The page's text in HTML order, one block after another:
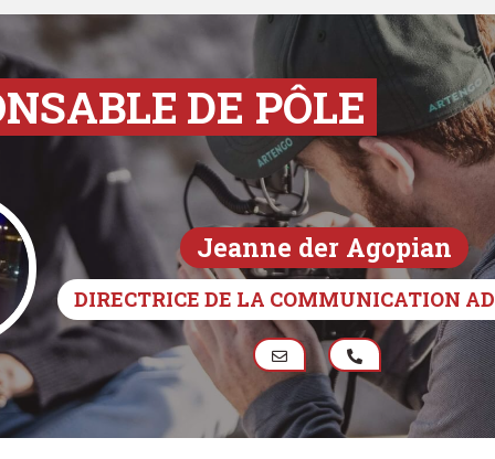
DE PÔLE
Jeanne der Agopian
DIRECTRICE DE LA COMMUNICATION